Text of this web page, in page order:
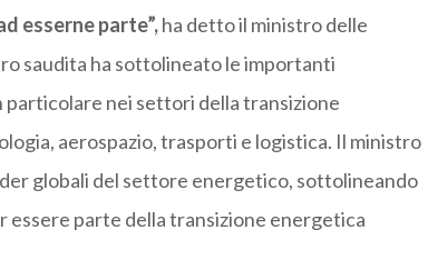
esserne parte”,ha detto il ministro delle
saudita ha sottolineato le importanti
nei settori della transizione
aerospazio, trasporti e logistica. Il ministro
globali del settore energetico, sottolineando
essere parte della transizione energetica